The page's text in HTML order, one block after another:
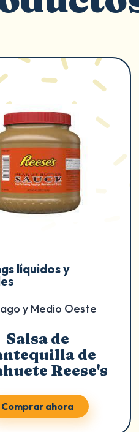
líquidos y
y Medio Oeste
Salsa de
de
Reese's
Comprar ahora